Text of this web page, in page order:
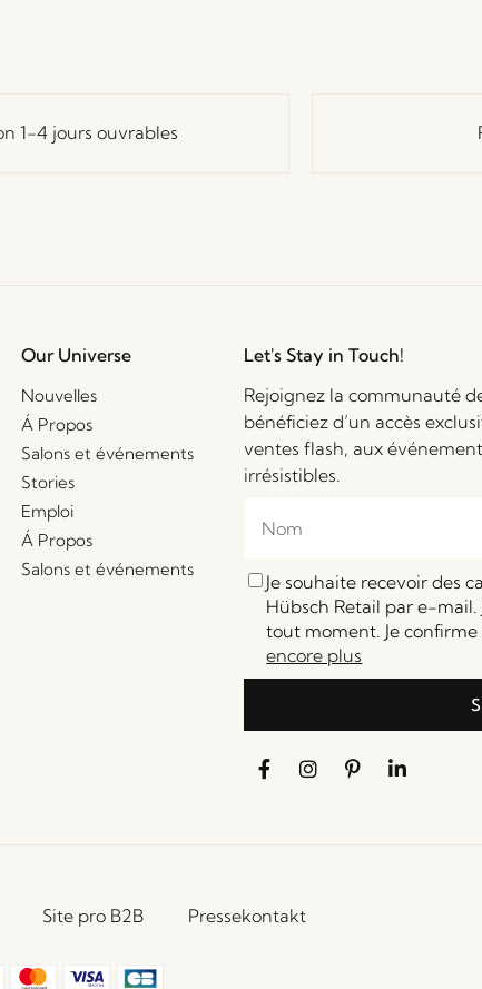
1-4 jours ouvrables
Our Universe
Nouvelles
Á Propos
Salons et événements
Stories
Emploi
Á Propos
Salons et événements
Let's Stay in Touch!
Rejoignez la communauté
bénéficiez d’un accès
ventes flash, aux
irrésistibles.
Je souhaite recevoir des
Hübsch Retail par e-
tout moment. Je confirme
encore plus
Site pro B2B Pressekontakt